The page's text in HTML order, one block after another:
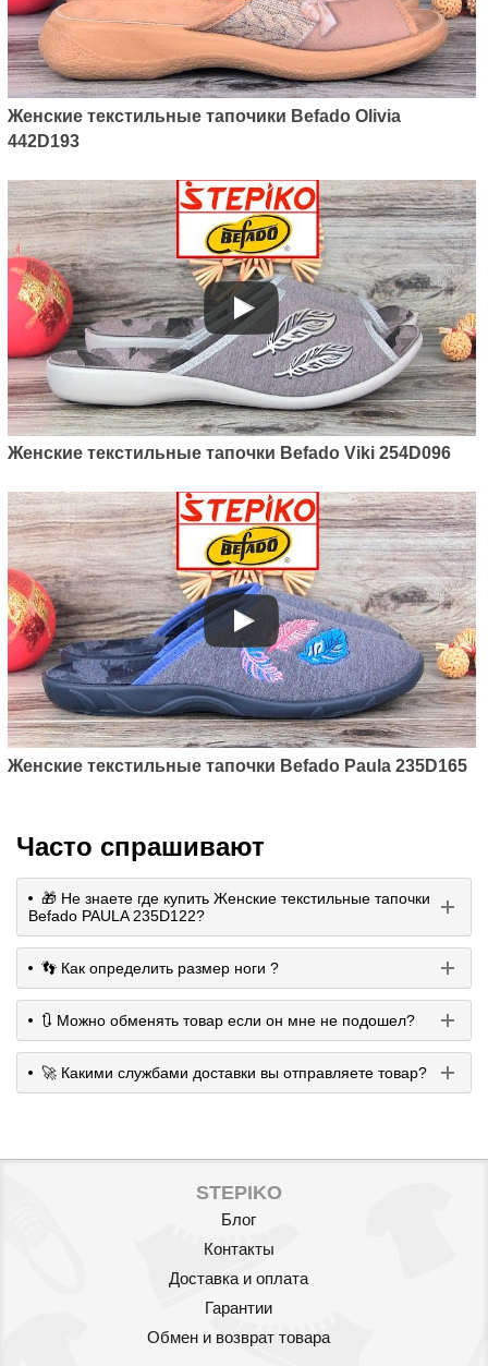
Женские текстильные тапочики Befado Olivia
442D193
Женские текстильные тапочки Befado Viki 254D096
Женские текстильные тапочки Befado Paula 235D165
Часто спрашивают
🎁 Не знаете где купить Женские текстильные тапочки
Befado PAULA 235D122?
👣 Как определить размер ноги ?
🔃 Можно обменять товар если он мне не подошел?
🚀 Какими службами доставки вы отправляете товар?
STEPIKO
Блог
Контакты
Доставка и оплата
Гарантии
Обмен и возврат товара